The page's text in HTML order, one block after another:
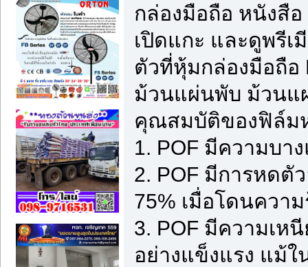
กล่องมือถือ หนังสื
เปิดแกะ และดูพรี
ตัวที่หุ้มกล่องมือถือ
ม้วนแผ่นพับ ม้วนแ
คุณสมบัติของฟิล์ม
1. POF มีความบา
2. POF มีการหดตั
75% เมื่อโดนควา
3. POF มีความเห
อย่างแข็งแรง แม้